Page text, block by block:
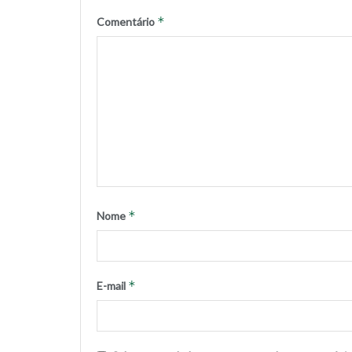
Comentário *
Nome *
E-mail *